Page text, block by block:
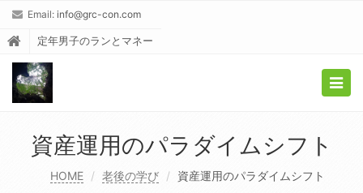
Email: info@grc-con.com
定年男子のランとマネー
資産運用のパラダイムシフト
HOME 老後の学び 資産運用のパラダイムシフト